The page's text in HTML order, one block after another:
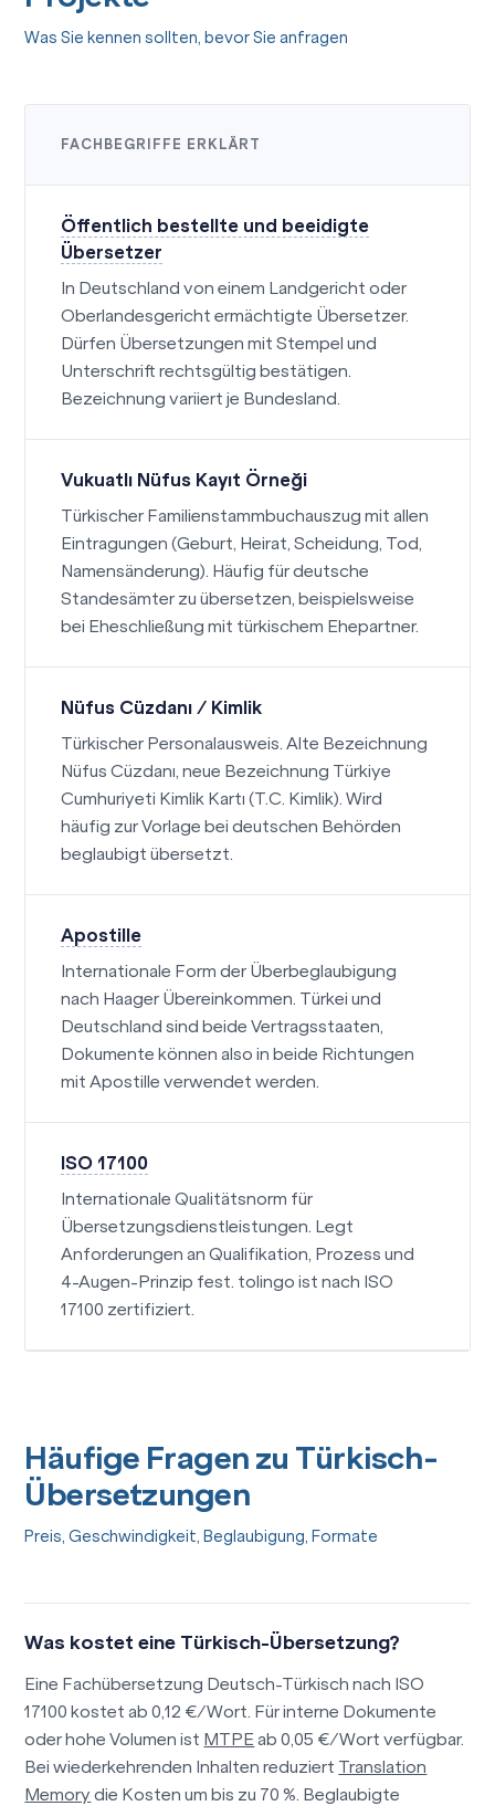
Was Sie kennen sollten, bevor Sie anfragen
FACHBEGRIFFE ERKLÄRT
Öffentlich bestellte und beeidigte
Übersetzer
In Deutschland von einem Landgericht oder
Oberlandesgericht ermächtigte Übersetzer.
Dürfen Übersetzungen mit Stempel und
Unterschrift rechtsgültig bestätigen.
Bezeichnung variiert je Bundesland.
Vukuatlı Nüfus Kayıt Örneği
Türkischer Familienstammbuchauszug mit allen
Eintragungen (Geburt, Heirat, Scheidung, Tod,
Namensänderung). Häufig für deutsche
Standesämter zu übersetzen, beispielsweise
bei Eheschließung mit türkischem Ehepartner.
Nüfus Cüzdanı / Kimlik
Türkischer Personalausweis. Alte Bezeichnung
Nüfus Cüzdanı, neue Bezeichnung Türkiye
Cumhuriyeti Kimlik Kartı (T.C. Kimlik). Wird
häufig zur Vorlage bei deutschen Behörden
beglaubigt übersetzt.
Apostille
Internationale Form der Überbeglaubigung
nach Haager Übereinkommen. Türkei und
Deutschland sind beide Vertragsstaaten,
Dokumente können also in beide Richtungen
mit Apostille verwendet werden.
ISO 17100
Internationale Qualitätsnorm für
Übersetzungsdienstleistungen. Legt
Anforderungen an Qualifikation, Prozess und
4-Augen-Prinzip fest. tolingo ist nach ISO
17100 zertifiziert.
Häufige Fragen zu Türkisch-
Übersetzungen
Preis, Geschwindigkeit, Beglaubigung, Formate
Was kostet eine Türkisch-Übersetzung?
Eine Fachübersetzung Deutsch-Türkisch nach ISO
17100 kostet ab 0,12 €/Wort. Für interne Dokumente
oder hohe Volumen ist MTPE ab 0,05 €/Wort verfügbar.
Bei wiederkehrenden Inhalten reduziert Translation
Memory die Kosten um bis zu 70 %. Beglaubigte